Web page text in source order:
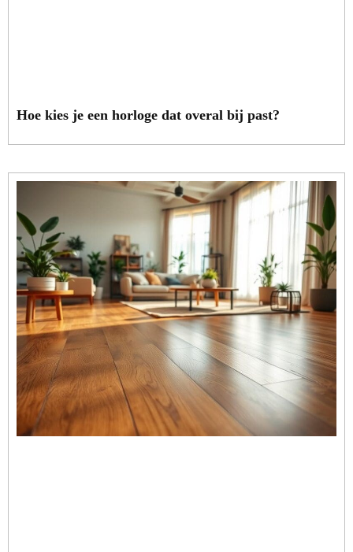
Hoe kies je een horloge dat overal bij past?